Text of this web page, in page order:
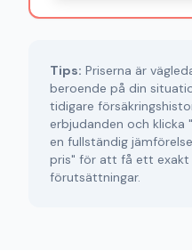
Tips: Priserna är
beroende på din
tidigare
erbjudanden och
en fullständig
pris" för att få ett exakt
förutsättningar.